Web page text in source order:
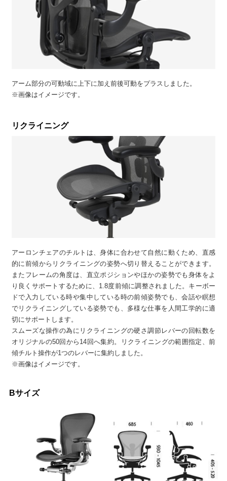
アーム部分の可動域に上下に加え前後可動をプラスしました。
※画像はイメージです。
リクライニング
アーロンチェアのチルトは、身体に合わせて自然に動くため、直感
的に前傾からリクライニングの姿勢へ切り替えることができます。
またフレームの角度は、直立ポジションやほかの姿勢でも身体をよ
り良くサポートするために、1.8度前傾に調整されました。キーボー
ドで入力している時や集中している時の前傾姿勢でも、会話や瞑想
でリクライニングしている姿勢でも、多様な仕事を人間工学的に適
切にサポートします。
スムーズな操作の為にリクライニングの硬さ調節レバーの回転数を
オリジナルの50回から14回へ集約。リクライニングの範囲指定、前
傾チルト操作が1つのレバーに集約しました。
※画像はイメージです。
Bサイズ